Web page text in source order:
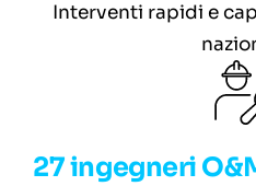
Interventi rapidi e
27 ingegneri